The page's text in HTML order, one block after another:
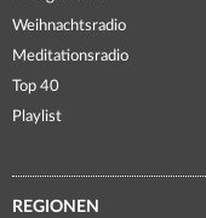
Weihnachtsradio
Meditationsradio
Top 40
Playlist
REGIONEN